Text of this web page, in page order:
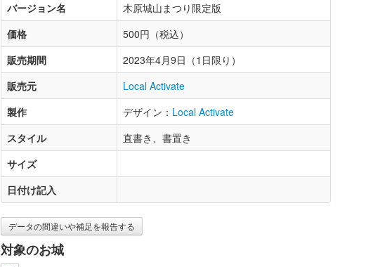
バージョン名
木原城山まつり限定版
価格
500円（税込）
販売期間
2023年4月9日（1日限り）
販売元
Local Activate
製作
デザイン： Local Activate
スタイル
直書き、書置き
サイズ
日付け記入
データの間違いや補足を報告する
対象のお城